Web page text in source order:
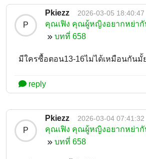
P
Pkiezz 2026-03-05 18:40:47
คุณเฟิง คุณผู้หญิงอยากหย่า
บทที่ 658
มีใครซื้อตอน13-16ไม่ได้เหมือนกันมั้
reply
P
Pkiezz 2026-03-04 07:41:32
คุณเฟิง คุณผู้หญิงอยากหย่า
บทที่ 658